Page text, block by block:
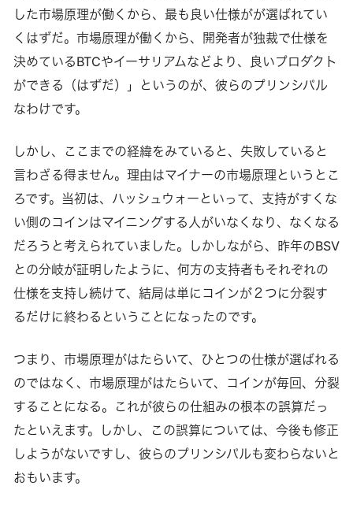
した市場原理が働くから、最も良い仕様がが選ばれてい
くはずだ。市場原理が働くから、開発者が独裁で仕様を
決めているBTCやイーサリアムなどより、良いプロダクト
ができる（はずだ）」というのが、彼らのプリンシパル
なわけです。
しかし、ここまでの経緯をみていると、失敗していると
言わざる得ません。理由はマイナーの市場原理というとこ
ろです。当初は、ハッシュウォーといって、支持がすくな
い側のコインはマイニングする人がいなくなり、なくなる
だろうと考えられていました。しかしながら、昨年のBSV
との分岐が証明したように、何方の支持者もそれぞれの
仕様を支持し続けて、結局は単にコインが２つに分裂す
るだけに終わるということになったのです。
つまり、市場原理がはたらいて、ひとつの仕様が選ばれる
のではなく、市場原理がはたらいて、コインが毎回、分裂
することになる。これが彼らの仕組みの根本の誤算だっ
たといえます。しかし、この誤算については、今後も修正
しようがないですし、彼らのプリンシパルも変わらないと
おもいます。